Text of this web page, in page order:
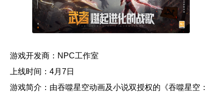
游戏开发商：NPC工作室
上线时间：4月7日
游戏简介：由吞噬星空动画及小说双授权的《吞噬星空：